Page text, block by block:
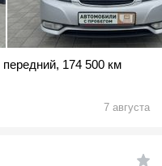
передний, 174 500 км
7 августа